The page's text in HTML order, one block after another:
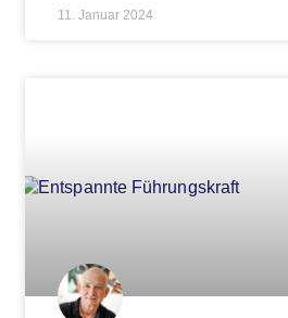
11. Januar 2024